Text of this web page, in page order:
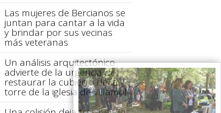
Las mujeres de Bercianos se
juntan para cantar a la vida
y brindar por sus vecinas
más veteranas
Un análisis arquitectónico
advierte de la urgencia de
restaurar la cubierta de la
torre de la iglesia de Villamol